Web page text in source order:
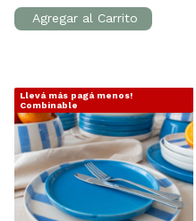
Llevá más pagá menos!
Combinable